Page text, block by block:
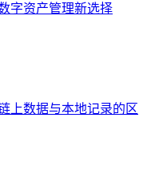
字资产管理新选择
上数据与本地记录的区